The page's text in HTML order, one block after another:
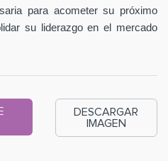
para acometer su próximo
su liderazgo en el mercado
DESCARGAR
IMAGEN